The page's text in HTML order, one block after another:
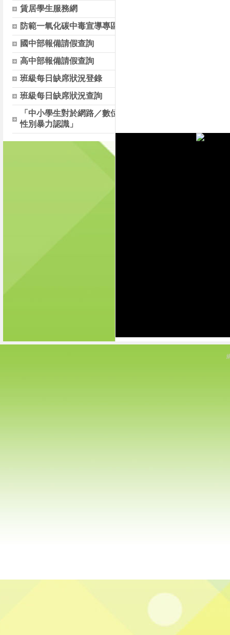
賃居學生服務網
防範一氧化碳中毒宣導專區
國中部報備請假查詢
高中部報備請假查詢
班級每日缺席狀況登錄
班級每日缺席狀況查詢
「中小學生對於網路／數位
性別暴力認識」